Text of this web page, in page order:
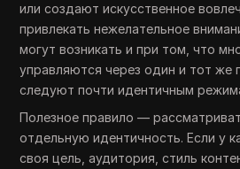
или создают искусственное
привлекать нежелательное
могут возникать и при том, что
управляются через один и тот же
следуют почти идентичным
Полезное правило —
отдельную идентичность. Если у
своя цель, аудитория, стиль